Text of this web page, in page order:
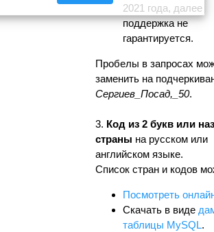
2021 года, далее
поддержка не
гарантируется.
Пробелы в запросах
заменить на
Сергиев_Посад,_50.
3. Код из 2 букв или
страны на русском или
английском языке.
Список стран и кодов
Посмотреть
Скачать в виде
таблицы MySQL.